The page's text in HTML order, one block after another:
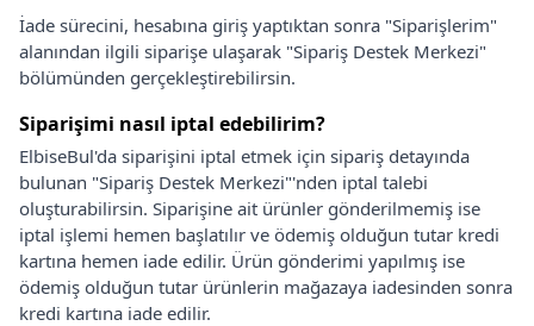
İade sürecini, hesabına giriş yaptıktan sonra "Siparişlerim"
alanından ilgili siparişe ulaşarak "Sipariş Destek Merkezi"
bölümünden gerçekleştirebilirsin.
Siparişimi nasıl iptal edebilirim?
ElbiseBul'da siparişini iptal etmek için sipariş detayında
bulunan "Sipariş Destek Merkezi"'nden iptal talebi
oluşturabilirsin. Siparişine ait ürünler gönderilmemiş ise
iptal işlemi hemen başlatılır ve ödemiş olduğun tutar kredi
kartına hemen iade edilir. Ürün gönderimi yapılmış ise
ödemiş olduğun tutar ürünlerin mağazaya iadesinden sonra
kredi kartına iade edilir.